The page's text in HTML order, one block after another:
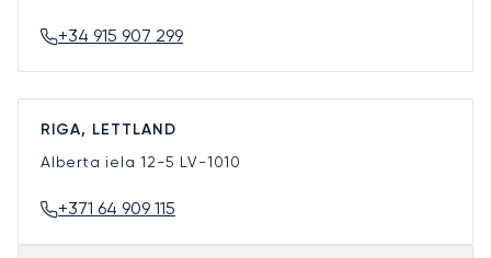
+34 915 907 299
RIGA, LETTLAND
Alberta iela 12-5 LV-1010
+371 64 909 115